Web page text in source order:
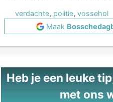
verdachte, politie, vossehol
Maak
Heb je een leuke
met ons